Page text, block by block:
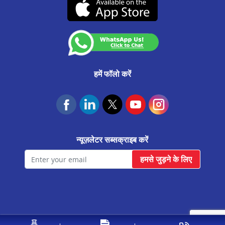
(07-दिसंबर-2026 तक वैध)
हमें फॉलो करें
न्यूज़लेटर सब्सक्राइब करें
हमसे जुड़ने के लिए